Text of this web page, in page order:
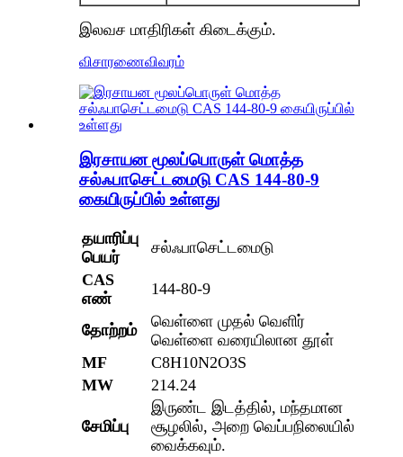
இலவச மாதிரிகள் கிடைக்கும்.
விசாரணைவிவரம்
இரசாயன மூலப்பொருள் மொத்த
சல்ஃபாசெட்டமைடு CAS 144-80-9
கையிருப்பில் உள்ளது
தயாரிப்பு
பெயர்
சல்ஃபாசெட்டமைடு
CAS
எண்
144-80-9
தோற்றம்
வெள்ளை முதல் வெளிர்
வெள்ளை வரையிலான தூள்
MF
C8H10N2O3S
MW
214.24
சேமிப்பு
இருண்ட இடத்தில், மந்தமான
சூழலில், அறை வெப்பநிலையில்
வைக்கவும்.